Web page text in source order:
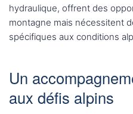
hydraulique, offrent des
montagne mais nécessitent
spécifiques aux conditions
Un
aux défis alpins